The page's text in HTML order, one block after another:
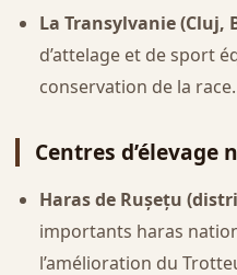
La Transylvanie (Cluj,
d’attelage et de sport
conservation de la race.
Centres d’élevage
Haras de Rușețu
importants haras
l’amélioration du